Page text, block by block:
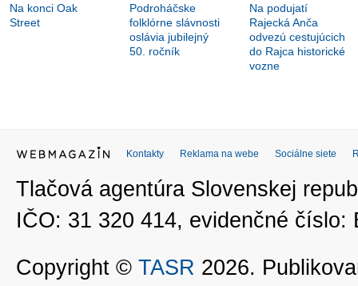
Na konci Oak
Street
Podroháčske
folklórne slávnosti
oslávia jubilejný
50. ročník
Na podujatí
Rajecká Anča
odvezú cestujúcich
do Rajca historické
vozne
Kontakty Reklama na webe Sociálne siete
Tlačová agentúra Slovenskej
IČO: 31 320 414, evidenčné číslo:
Copyright © TASR 2026.